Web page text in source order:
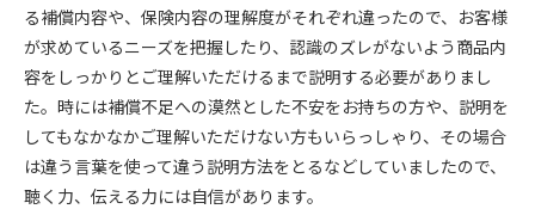
る補償内容や、保険内容の理解度がそれぞれ違ったので、お客様
が求めているニーズを把握したり、認識のズレがないよう商品内
容をしっかりとご理解いただけるまで説明する必要がありまし
た。時には補償不足への漠然とした不安をお持ちの方や、説明を
してもなかなかご理解いただけない方もいらっしゃり、その場合
は違う言葉を使って違う説明方法をとるなどしていましたので、
聴く力、伝える力には自信があります。